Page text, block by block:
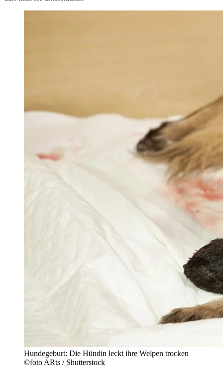
Hundegeburt: Die Hündin leckt ihre Welpen trocken
©foto ARts / Shutterstock